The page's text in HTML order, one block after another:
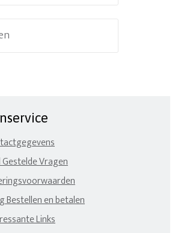
Gestelde Vragen
Bestellen en betalen
Links